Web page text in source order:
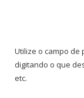
Utilize o campo
digitando o que
etc.